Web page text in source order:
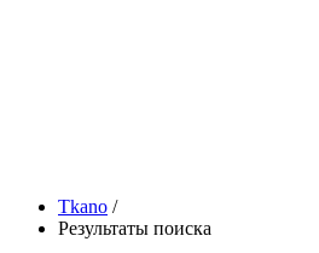
Tkano /
Результаты поиска